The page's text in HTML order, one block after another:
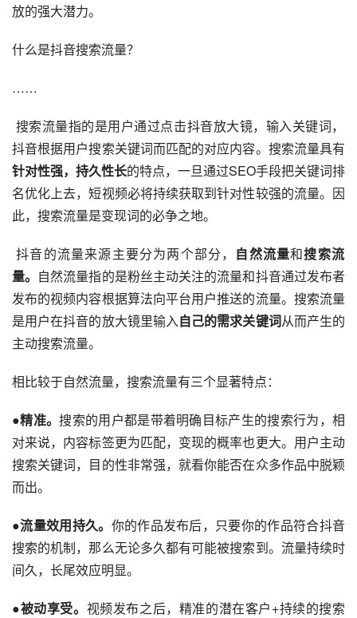
放的强大潜力。
什么是抖音搜索流量？
……
抖音根据用户搜索关键词而匹配的对应内容。搜索流量具有
针对性强，持久性长的特点，一旦通过SEO手段把关键词排
名优化上去，短视频必将持续获取到针对性较强的流量。因
此，搜索流量是变现词的必争之地。
抖音的流量来源主要分为两个部分， 自然流量和搜索流
量。 自然流量指的是粉丝主动关注的流量和抖音通过发布者
发布的视频内容根据算法向平台用户推送的流量。搜索流量
是用户在抖音的放大镜里输入自己的需求关键词从而产生的
主动搜索流量。
相比较于自然流量，搜索流量有三个显著特点：
●精准。搜索的用户都是带着明确目标产生的搜索行为，相
对来说，内容标签更为匹配，变现的概率也更大。用户主动
搜索关键词，目的性非常强，就看你能否在众多作品中脱颖
而出。
●流量效用持久。 你的作品发布后，只要你的作品符合抖音
搜索的机制，那么无论多久都有可能被搜索到。流量持续时
间久， 长尾效应明显。
●被动享受。 视频发布之后，精准的潜在客户+持续的搜索